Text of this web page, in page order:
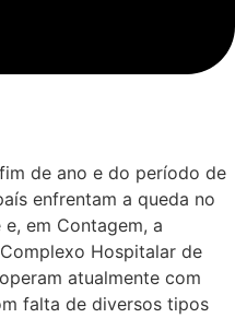
de ano e do período de
enfrentam a queda no
em Contagem, a
Hospitalar de
atualmente com
falta de diversos tipos